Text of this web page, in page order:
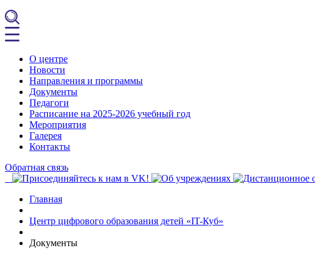
О центре
Новости
Направления и программы
Документы
Педагоги
Расписание на 2025-2026 учебный год
Мероприятия
Галерея
Контакты
Обратная связь
Главная
Центр цифрового образования детей «IT-Куб»
Документы